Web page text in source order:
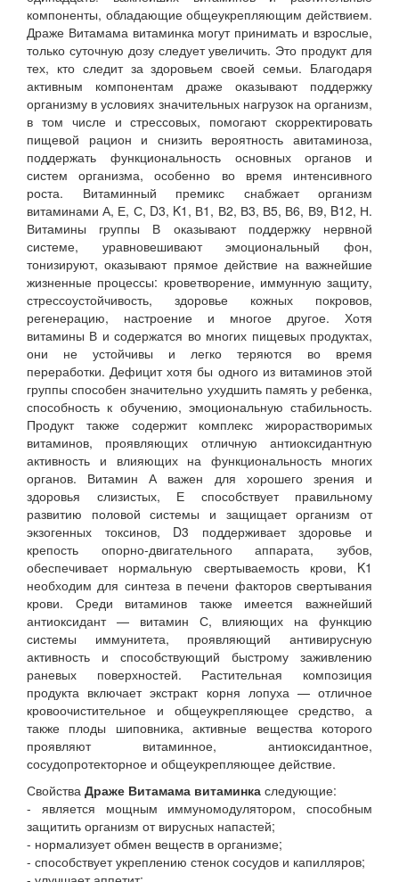
компоненты, обладающие общеукрепляющим действием.
Драже Витамама витаминка могут принимать и взрослые,
только суточную дозу следует увеличить. Это продукт для
тех, кто следит за здоровьем своей семьи. Благодаря
активным компонентам драже оказывают поддержку
организму в условиях значительных нагрузок на организм,
в том числе и стрессовых, помогают скорректировать
пищевой рацион и снизить вероятность авитаминоза,
поддержать функциональность основных органов и
систем организма, особенно во время интенсивного
роста. Витаминный премикс снабжает организм
витаминами А, Е, С, D3, K1, В1, В2, В3, В5, В6, В9, B12, Н.
Витамины группы В оказывают поддержку нервной
системе, уравновешивают эмоциональный фон,
тонизируют, оказывают прямое действие на важнейшие
жизненные процессы: кроветворение, иммунную защиту,
стрессоустойчивость, здоровье кожных покровов,
регенерацию, настроение и многое другое. Хотя
витамины В и содержатся во многих пищевых продуктах,
они не устойчивы и легко теряются во время
переработки. Дефицит хотя бы одного из витаминов этой
группы способен значительно ухудшить память у ребенка,
способность к обучению, эмоциональную стабильность.
Продукт также содержит комплекс жирорастворимых
витаминов, проявляющих отличную антиоксидантную
активность и влияющих на функциональность многих
органов. Витамин А важен для хорошего зрения и
здоровья слизистых, Е способствует правильному
развитию половой системы и защищает организм от
экзогенных токсинов, D3 поддерживает здоровье и
крепость опорно-двигательного аппарата, зубов,
обеспечивает нормальную свертываемость крови, K1
необходим для синтеза в печени факторов свертывания
крови. Среди витаминов также имеется важнейший
антиоксидант — витамин С, влияющих на функцию
системы иммунитета, проявляющий антивирусную
активность и способствующий быстрому заживлению
раневых поверхностей. Растительная композиция
продукта включает экстракт корня лопуха — отличное
кровоочистительное и общеукрепляющее средство, а
также плоды шиповника, активные вещества которого
проявляют витаминное, антиоксидантное,
сосудопротекторное и общеукрепляющее действие.
Свойства Драже Витамама витаминка следующие:
- является мощным иммуномодулятором, способным
защитить организм от вирусных напастей;
- нормализует обмен веществ в организме;
- способствует укреплению стенок сосудов и капилляров;